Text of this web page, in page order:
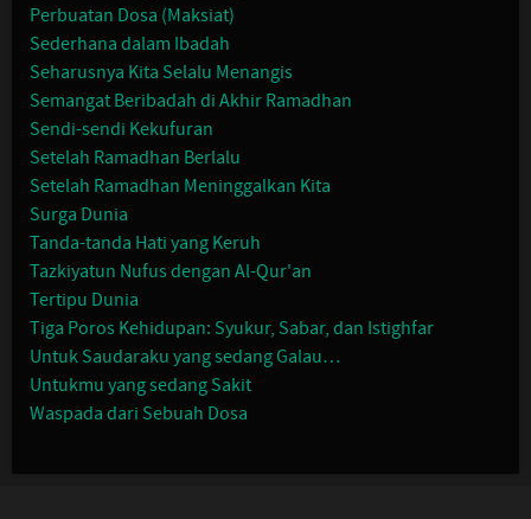
Perbuatan Dosa (Maksiat)
Sederhana dalam Ibadah
Seharusnya Kita Selalu Menangis
Semangat Beribadah di Akhir Ramadhan
Sendi-sendi Kekufuran
Setelah Ramadhan Berlalu
Setelah Ramadhan Meninggalkan Kita
Surga Dunia
Tanda-tanda Hati yang Keruh
Tazkiyatun Nufus dengan Al-Qur'an
Tertipu Dunia
Tiga Poros Kehidupan: Syukur, Sabar, dan Istighfar
Untuk Saudaraku yang sedang Galau…
Untukmu yang sedang Sakit
Waspada dari Sebuah Dosa